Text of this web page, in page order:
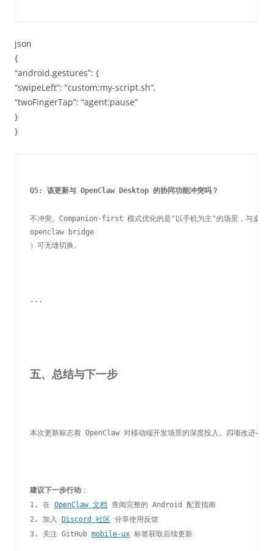
json
{
“android.gestures”: {
“swipeLeft”: “custom:my-script.sh”,
“twoFingerTap”: “agent:pause”
}
}
Q5: 该更新与 OpenClaw Desktop 的协同功能冲突吗？
不冲突。Companion-first 模式优化的是"以手机为主"的场景，与桌面
openclaw bridge
）可无缝切换。
---
五、总结与下一步
本次更新标志着 OpenClaw 对移动端开发场景的深度投入。四项改进——
建议下一步行动 ：
1. 在 OpenClaw 文档 查阅完整的 Android 配置指南
2. 加入
Discord 社区 分享使用反馈
3. 关注 GitHub mobile-ux 标签获取后续更新